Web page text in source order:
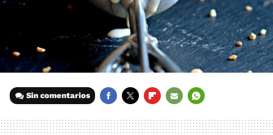
Sin comentarios
MAIL